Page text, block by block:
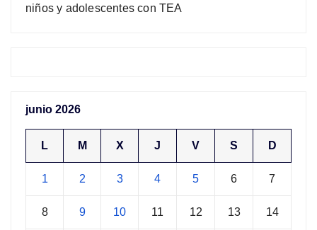
niños y adolescentes con TEA
junio 2026
L M X J V S D
1 2 3 4 5 6 7
8 9 10 11 12 13 14